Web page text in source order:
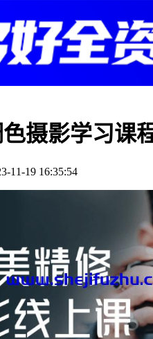
摄影学习课
11-19 16:35:54